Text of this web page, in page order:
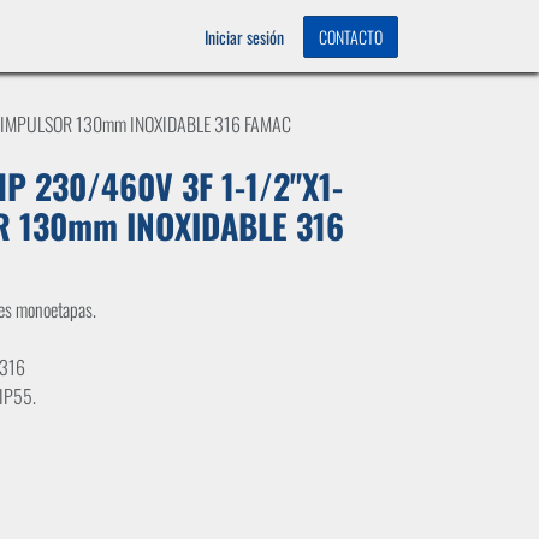
Iniciar sesión CONTACTO
130mm INOXIDABLE 316 FAMAC
230/460V 3F 1-1/2"X1-
130mm INOXIDABLE 316
monoetapas.